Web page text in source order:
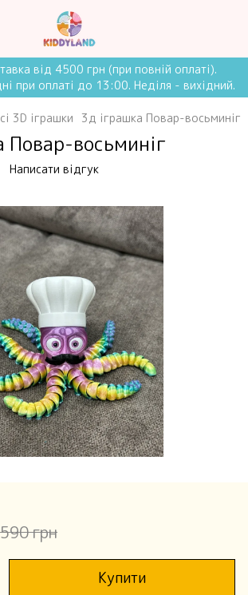
від 4500 грн (при повній оплаті).
при оплаті до 13:00. Неділя - вихідний.
3D іграшки 3д іграшка Повар-восьминіг
Повар-восьминіг
Написати відгук
590 грн
Купити